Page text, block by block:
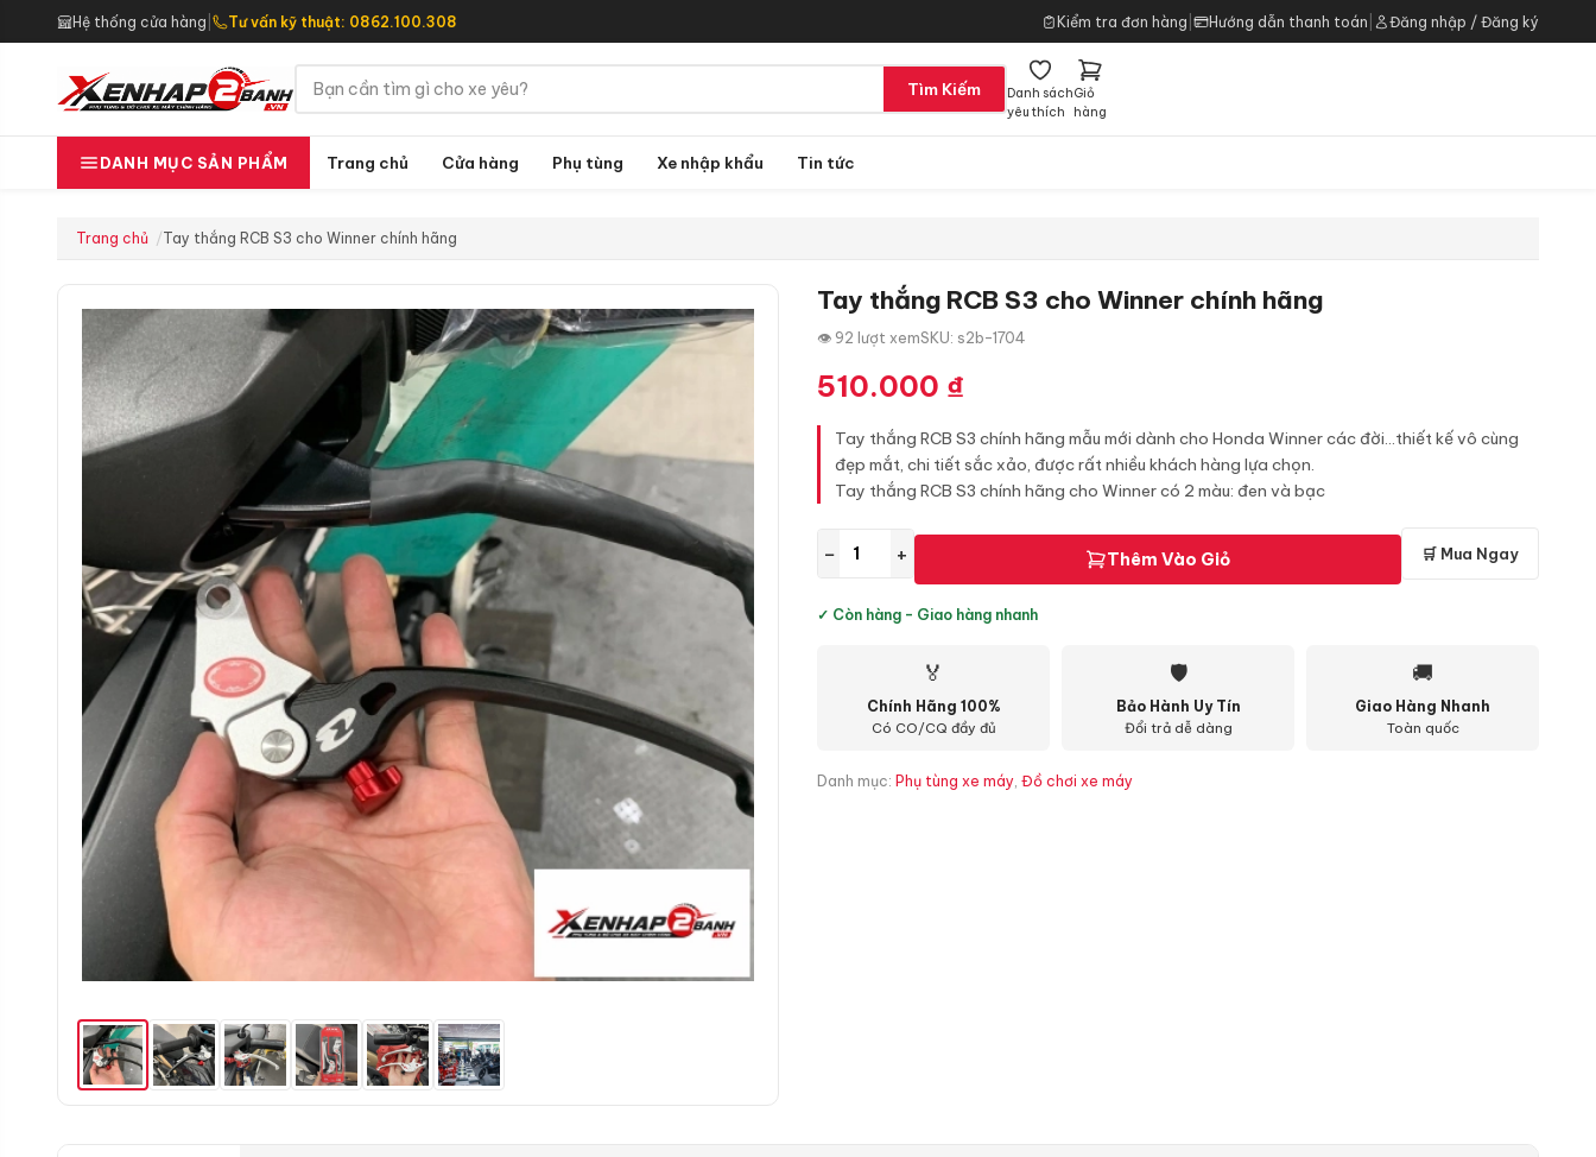
Hệ thống cửa hàng Tư vấn kỹ thuật: 0862.100.308 Kiểm tra đơn hàng Hướng dẫn thanh toán Đăng nhập / Đăng ký
Tìm Kiếm
Danh sách
yêu thích
Giỏ
hàng
DANH MỤC SẢN PHẨM Trang chủ Cửa hàng Phụ tùng Xe nhập khẩu Tin tức
Trang chủ Tay thắng RCB S3 cho Winner chính hãng
Tay thắng RCB S3 cho Winner chính hãng
👁 92 lượt xemSKU: s2b-1704
510.000 ₫
Tay thắng RCB S3 chính hãng mẫu mới dành cho Honda Winner các đời...thiết kế vô cùng
đẹp mắt, chi tiết sắc xảo, được rất nhiều khách hàng lựa chọn.
Tay thắng RCB S3 chính hãng cho Winner có 2 màu: đen và bạc
− + Thêm Vào Giỏ 🛒 Mua Ngay
✓ Còn hàng - Giao hàng nhanh
🏅
Chính Hãng 100%
Có CO/CQ đầy đủ
🛡
Bảo Hành Uy Tín
Đổi trả dễ dàng
🚚
Giao Hàng Nhanh
Toàn quốc
Danh mục: Phụ tùng xe máy, Đồ chơi xe máy